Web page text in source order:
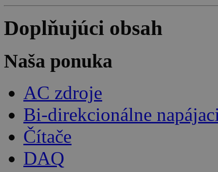
Doplňujúci obsah
Naša ponuka
AC zdroje
Bi-direkcionálne
Čítače
DAQ